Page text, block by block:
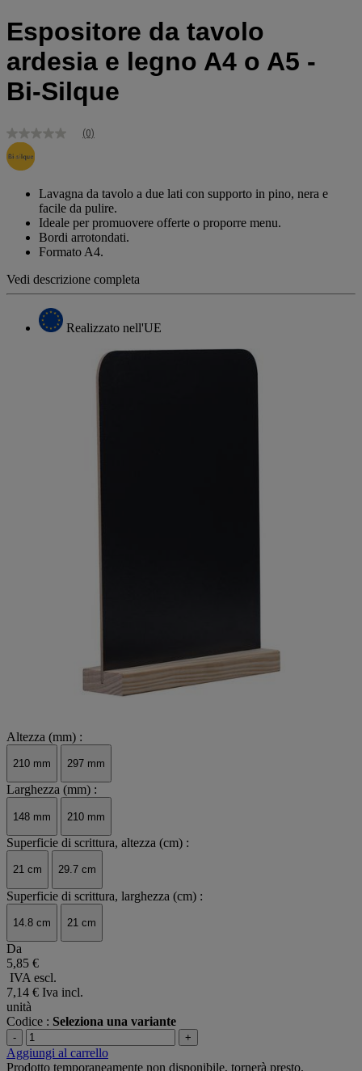
Espositore da tavolo
ardesia e legno A4 o A5 -
Bi-Silque
Nessuna
valutazione
Stesso
pagina.
(0)
Lavagna da tavolo a due lati con supporto in pino, nera e
facile da pulire.
Ideale per promuovere offerte o proporre menu.
Bordi arrotondati.
Formato A4.
Vedi descrizione completa
Realizzato nell'UE
Altezza (mm) :
210 mm 297 mm
Larghezza (mm) :
148 mm 210 mm
Superficie di scrittura, altezza (cm) :
21 cm 29.7 cm
Superficie di scrittura, larghezza (cm) :
14.8 cm 21 cm
Da
5,85 €
IVA escl.
7,14 € Iva incl.
unità
Codice : Seleziona una variante
- +
Aggiungi al carrello
Prodotto temporaneamente non disponibile, tornerà presto.